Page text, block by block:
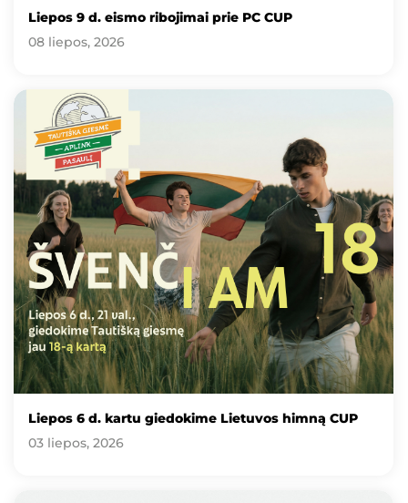
Liepos 9 d. eismo ribojimai prie PC CUP
08 liepos, 2026
Liepos 6 d. kartu giedokime Lietuvos himną CUP
03 liepos, 2026